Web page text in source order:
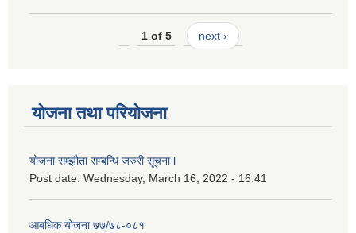
1 of 5 next ›
योजना तथा परियोजना
योजना सम्झौता सम्बन्धि जरुरी सूचना l
Post date: Wednesday, March 16, 2022 - 16:41
आबधिक योजना ७७/७८-०८१